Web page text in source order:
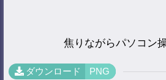
焦りながらパソコン
ダウンロード PNG